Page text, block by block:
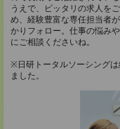
うえで、ピッタリの求人を
め、経験豊富な専任担当者
かりフォロー。仕事の悩み
にご相談くださいね。
※日研トータルソーシング
ました。